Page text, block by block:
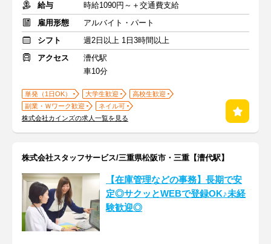
給与
時給1090円～＋交通費支給
雇用形態
アルバイト・パート
シフト
週2日以上 1日3時間以上
アクセス
漕代駅
車10分
単発（1日OK） 大学生歓迎
高校生歓迎
副業・Ｗワーク歓迎
ネイル可
株式会社カインズの求人一覧を見る
株式会社スタッフサービス/三重県松阪市・三重【漕代駅】
【在庫管理などの事務】長期で安
定◎サクッとWEBで登録OK♪未経
験歓迎◎